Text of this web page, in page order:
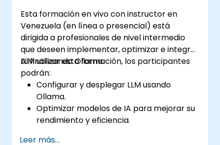
Esta formación en vivo con instructor en
Venezuela (en línea o presencial) está
dirigida a profesionales de nivel intermedio
que deseen implementar, optimizar e integrar
LLM utilizando Ollama.
Al finalizar esta formación, los participantes
podrán:
Configurar y desplegar LLM usando
Ollama.
Optimizar modelos de IA para mejorar su
rendimiento y eficiencia.
Leer más...